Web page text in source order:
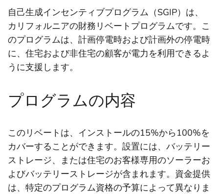
自己生成インセンティブプログラム（SGIP）は、
カリフォルニアの財務リベートプログラムです。こ
のプログラムは、計画停電時および計画外の停電時
に、住宅および非住宅の顧客が電力を利用できるよ
うに支援します。
プログラムの内容
このリベートは、インストールの15%から100%を
カバーすることができます。設置には、バッテリー
ストレージ、または住宅のお客様専用のソーラーお
よびバッテリーストレージが含まれます。資金提供
は、特定のプログラム資格の予算によって異なりま